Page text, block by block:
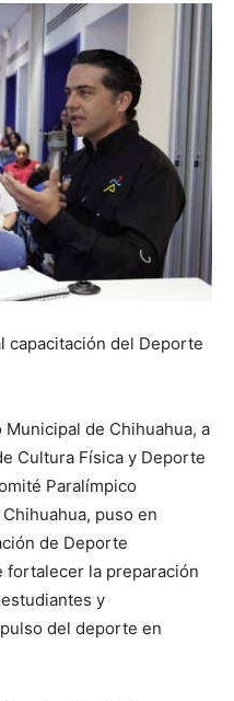
capacitación del Deporte
de Chihuahua, a
Cultura Física y Deporte
Paralímpico
puso en
de Deporte
fortalecer la preparación
y
del deporte en